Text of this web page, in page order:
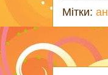
Мітки: